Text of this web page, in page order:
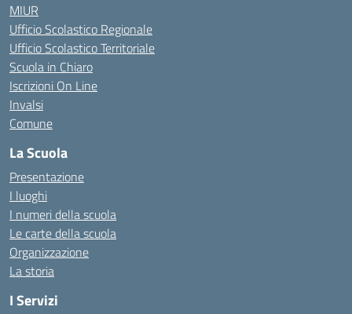
MIUR
Ufficio Scolastico Regionale
Ufficio Scolastico Territoriale
Scuola in Chiaro
Iscrizioni On Line
Invalsi
Comune
La Scuola
Presentazione
I luoghi
I numeri della scuola
Le carte della scuola
Organizzazione
La storia
I Servizi